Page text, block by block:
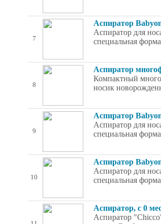
7
Аспиратор
Аспиратор для
специальная
8
Аспиратор
Компактный
носик
9
Аспиратор
Аспиратор для
специальная
10
Аспиратор
Аспиратор для
специальная
Аспиратор, с 0
Аспиратор